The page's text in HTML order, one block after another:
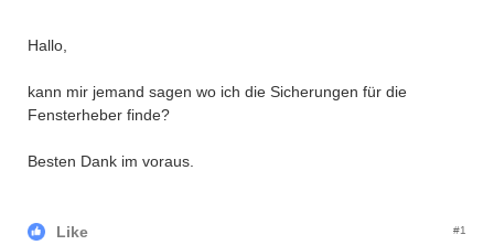
Hallo,
kann mir jemand sagen wo ich die Sicherungen für die
Fensterheber finde?
Besten Dank im voraus.
Like #1